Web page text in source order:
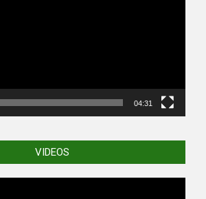
04:31
VIDEOS